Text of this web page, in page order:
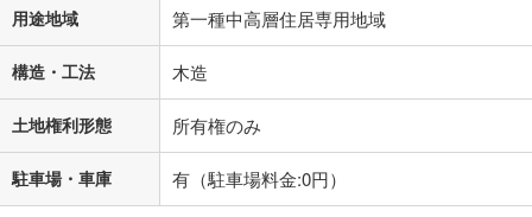
用途地域 第一種中高層住居専用地域
構造・工法 木造
土地権利形態 所有権のみ
駐車場・車庫 有（駐車場料金:0円）